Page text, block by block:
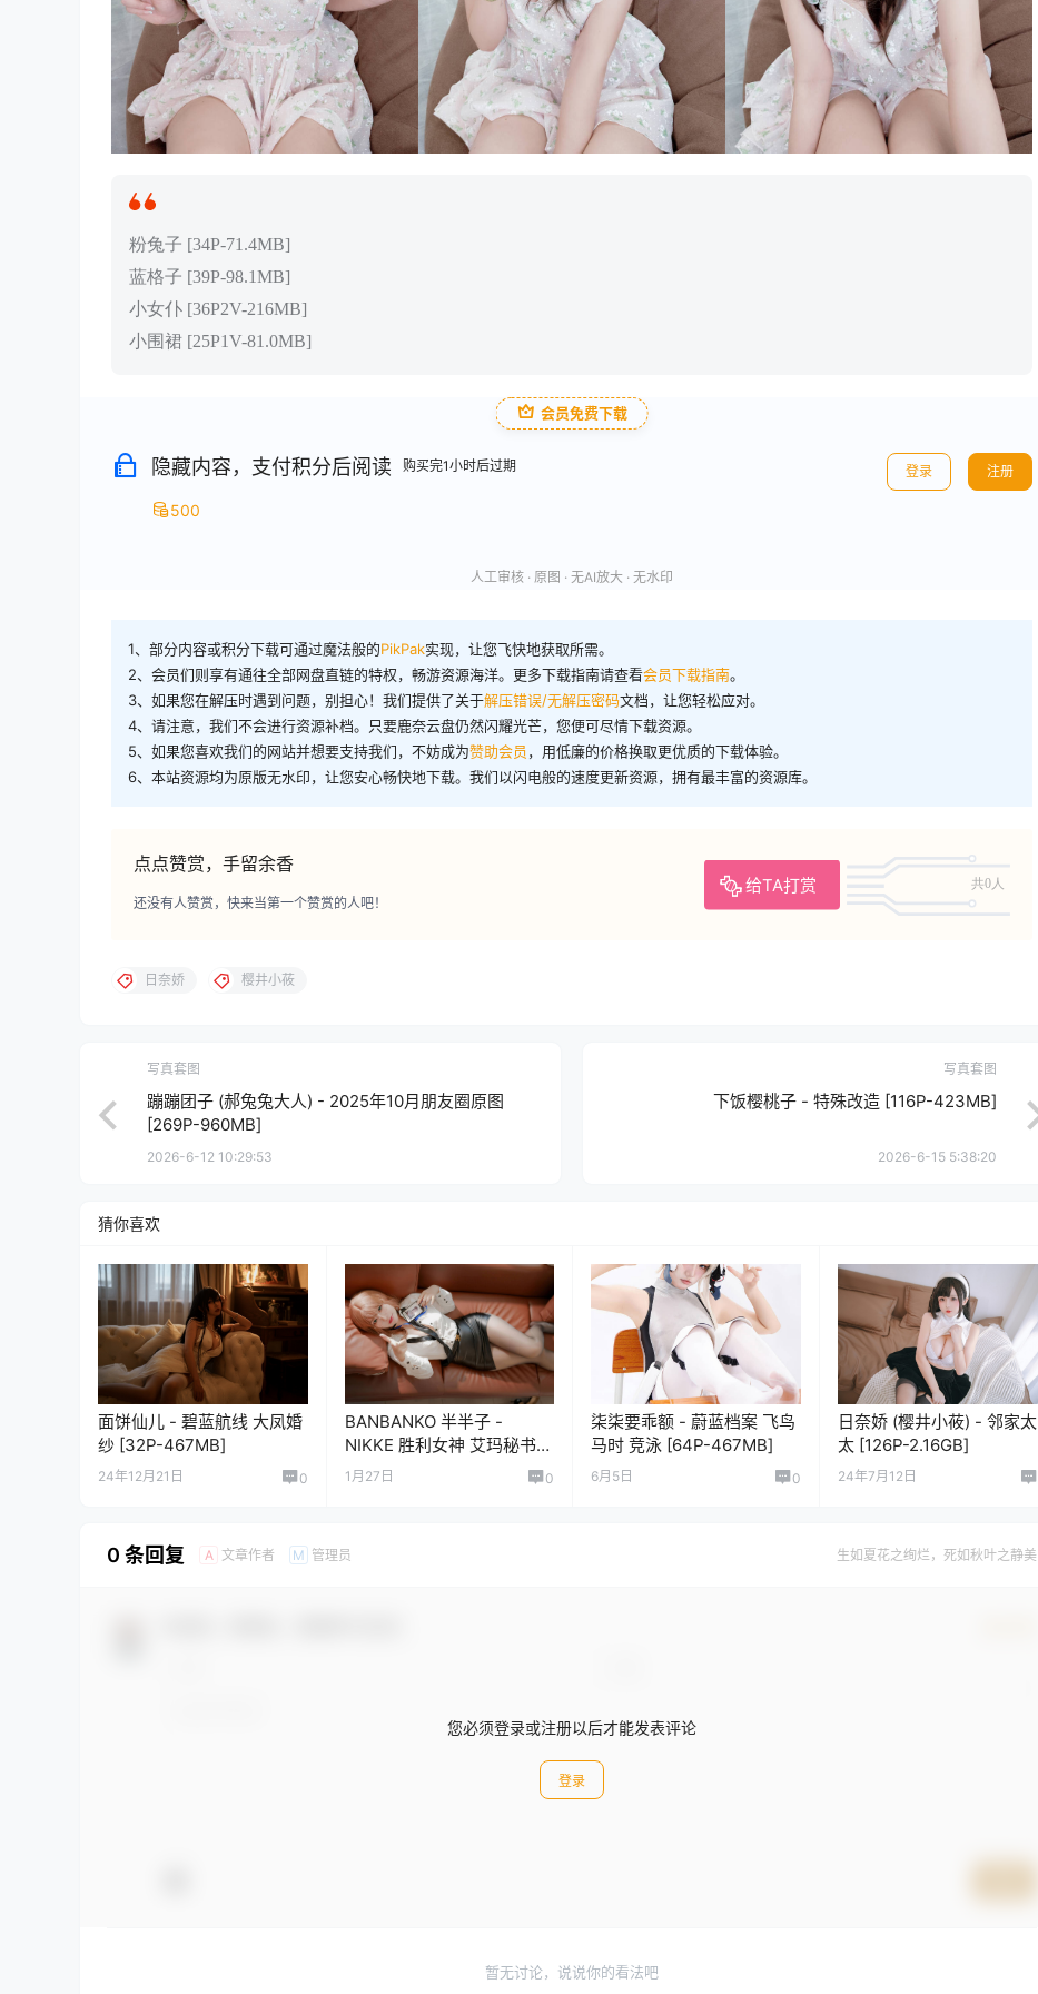
粉兔子 [34P-71.4MB]
蓝格子 [39P-98.1MB]
小女仆 [36P2V-216MB]
小围裙 [25P1V-81.0MB]
会员免费下载
隐藏内容，支付积分后阅读 购买完1小时后过期
500
登录 注册
人工审核 · 原图 · 无AI放大 · 无水印
1、部分内容或积分下载可通过魔法般的PikPak实现，让您飞快地获取所需。
2、会员们则享有通往全部网盘直链的特权，畅游资源海洋。更多下载指南请查看会员下载指南。
3、如果您在解压时遇到问题，别担心！我们提供了关于解压错误/无解压密码文档，让您轻松应对。
4、请注意，我们不会进行资源补档。只要鹿奈云盘仍然闪耀光芒，您便可尽情下载资源。
5、如果您喜欢我们的网站并想要支持我们，不妨成为赞助会员，用低廉的价格换取更优质的下载体验。
6、本站资源均为原版无水印，让您安心畅快地下载。我们以闪电般的速度更新资源，拥有最丰富的资源库。
点点赞赏，手留余香
给TA打赏 共0人
还没有人赞赏，快来当第一个赞赏的人吧！
日奈娇 樱井小莜
写真套图
蹦蹦团子 (郝兔兔大人) - 2025年10月朋友圈原图
[269P-960MB]
2026-6-12 10:29:53
写真套图
下饭樱桃子 - 特殊改造 [116P-423MB]
2026-6-15 5:38:20
猜你喜欢
面饼仙儿 - 碧蓝航线 大凤婚
纱 [32P-467MB]
24年12月21日 0
BANBANKO 半半子 -
NIKKE 胜利女神 艾玛秘书
[76P-467MB]
1月27日 0
柒柒要乖额 - 蔚蓝档案 飞鸟
马时 竞泳 [64P-467MB]
6月5日 0
日奈娇 (樱井小莜) - 邻家太
太 [126P-2.16GB]
24年7月12日
0 条回复 A 文章作者 M 管理员 生如夏花之绚烂，死如秋叶之静美
您必须登录或注册以后才能发表评论
登录
暂无讨论，说说你的看法吧